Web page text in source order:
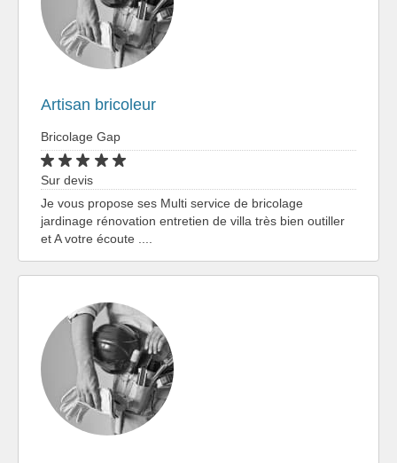
Artisan bricoleur
Bricolage Gap
Sur devis
Je vous propose ses Multi service de bricolage
jardinage rénovation entretien de villa très bien outiller
et A votre écoute ....